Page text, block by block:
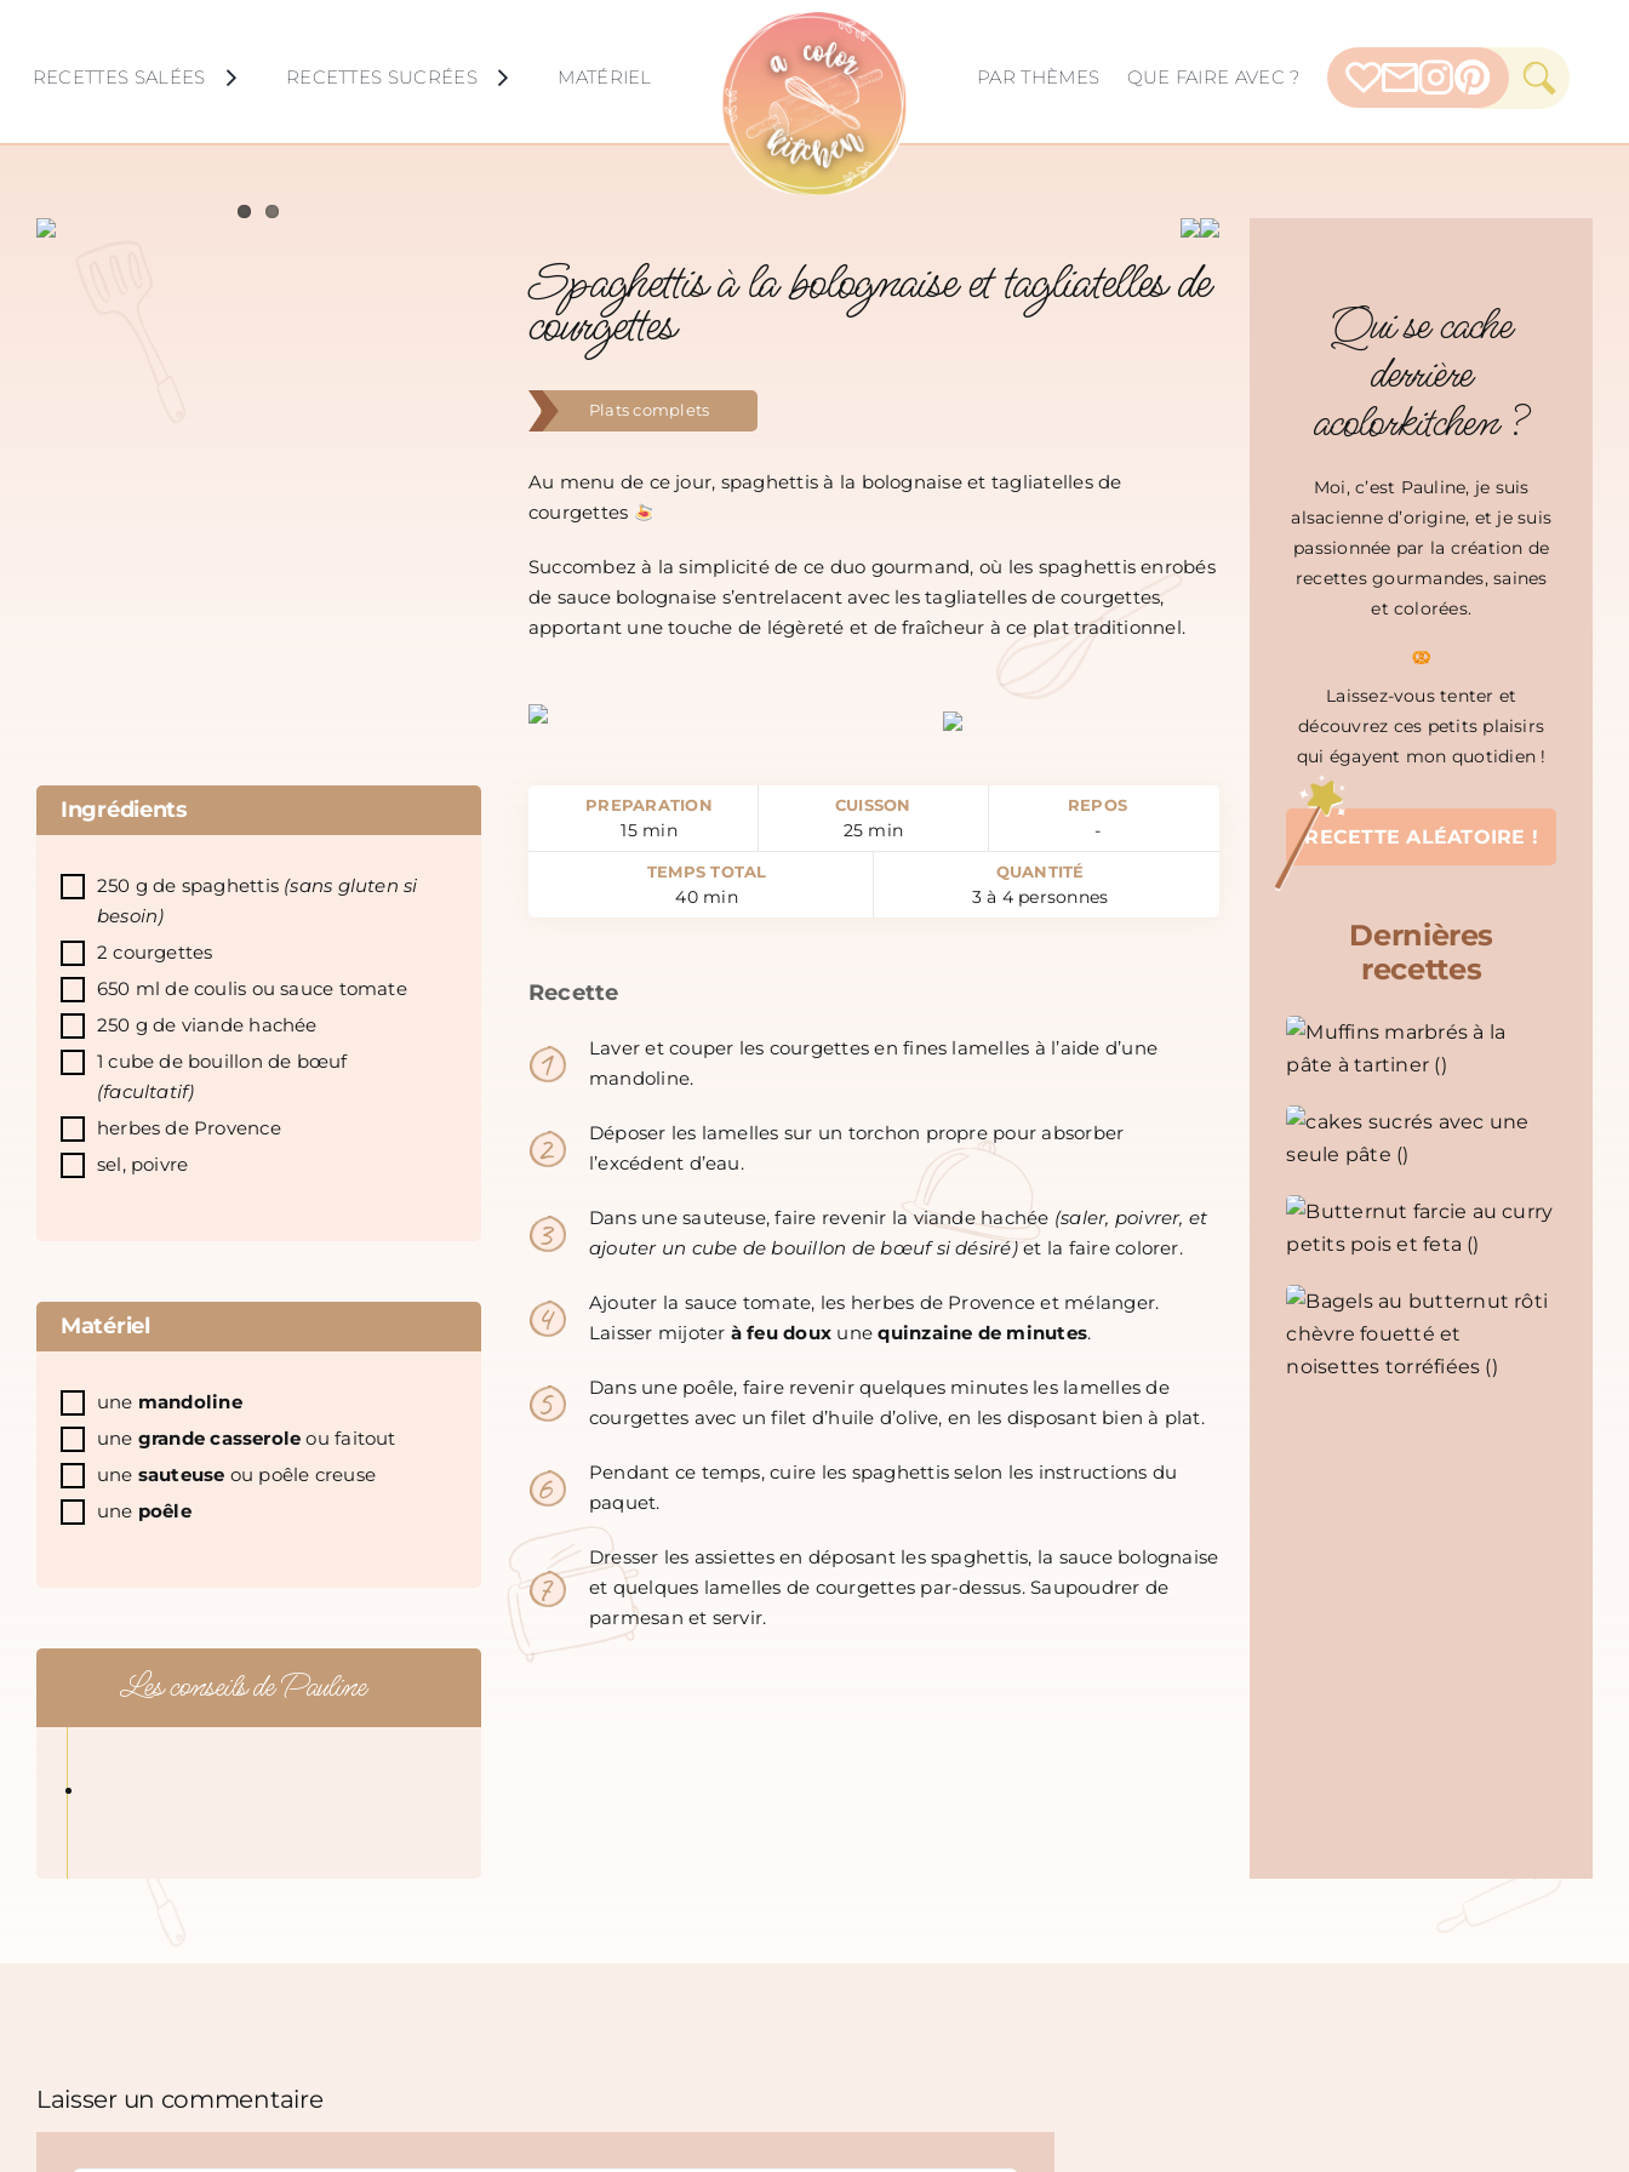
content
RECETTES SALÉES RECETTES SUCRÉES MATÉRIEL PAR THÈMES QUE FAIRE AVEC ?
Spaghettis à la bolognaise et tagliatelles de
courgettes
Plats complets
Au menu de ce jour, spaghettis à la bolognaise et tagliatelles de
courgettes
Succombez à la simplicité de ce duo gourmand, où les spaghettis enrobés
de sauce bolognaise s’entrelacent avec les tagliatelles de courgettes,
apportant une touche de légèreté et de fraîcheur à ce plat traditionnel.
Ingrédients
250 g de spaghettis (sans gluten si
besoin)
2 courgettes
650 ml de coulis ou sauce tomate
250 g de viande hachée
1 cube de bouillon de bœuf
(facultatif)
herbes de Provence
sel, poivre
Matériel
une mandoline
une grande casserole ou faitout
une sauteuse ou poêle creuse
une poêle
Les conseils de Pauline
PREPARATION
15min
CUISSON
25 min
REPOS
-
TEMPS TOTAL
40min
QUANTITÉ
3à 4personnes
Recette
Laver et couper les courgettes en fines lamelles à l’aide d’une
mandoline.
Déposer les lamelles sur un torchon propre pour absorber
l’excédent d’eau.
Dans une sauteuse, faire revenir la viande hachée (saler, poivrer, et
ajouter un cube de bouillon de bœuf si désiré)et la faire colorer.
Ajouter la sauce tomate, les herbes de Provence et mélanger.
Laisser mijoter à feu doux unequinzaine de minutes.
Dans une poêle, faire revenir quelques minutes les lamelles de
courgettes avec un filet d’huile d’olive, en les disposant bien à plat.
Pendant ce temps, cuire les spaghettis selon les instructions du
paquet.
Dresser les assiettes en déposant les spaghettis, la sauce bolognaise
et quelques lamelles de courgettes par-dessus. Saupoudrer de
parmesan et servir.
Qui se cache
derrière
acolorkitchen ?
Moi, c’est Pauline, je suis
alsacienne d’origine, et je suis
passionnée par la création de
recettes gourmandes, saines
et colorées.
Laissez-vous tenter et
découvrez ces petits plaisirs
qui égayent mon quotidien !
RECETTE ALÉATOIRE !
Dernières
recettes
Laisser un commentaire